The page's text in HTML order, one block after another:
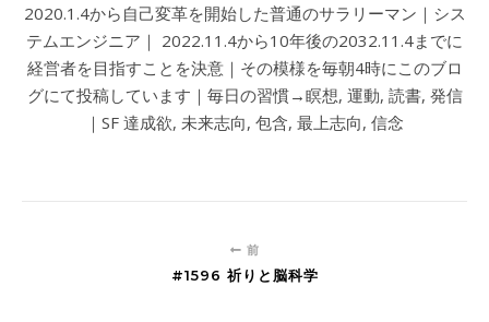
2020.1.4から自己変革を開始した普通のサラリーマン｜シス
テムエンジニア｜ 2022.11.4から10年後の2032.11.4までに
経営者を目指すことを決意｜その模様を毎朝4時にこのブロ
グにて投稿しています｜毎日の習慣→瞑想, 運動, 読書, 発信
｜SF 達成欲, 未来志向, 包含, 最上志向, 信念
前
#1596 祈りと脳科学